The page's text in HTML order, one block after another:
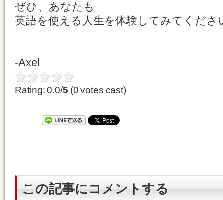
ぜひ、あなたも
英語を使える人生を体験してみてくださ
-Axel
Rating: 0.0/5 (0 votes cast)
この記事にコメントする